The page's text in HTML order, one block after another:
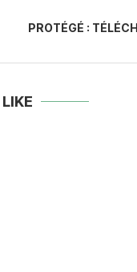
PROTÉGÉ :